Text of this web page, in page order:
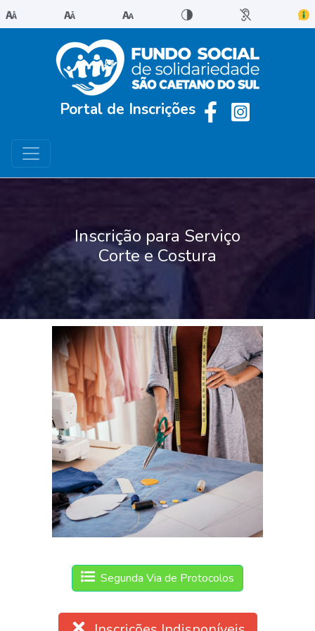
Portal de Inscrições
Inscrição para Serviço
Corte e Costura
Segunda Via de Protocolos